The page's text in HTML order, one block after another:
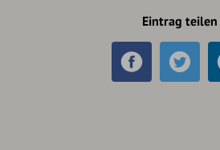
Eintrag teilen